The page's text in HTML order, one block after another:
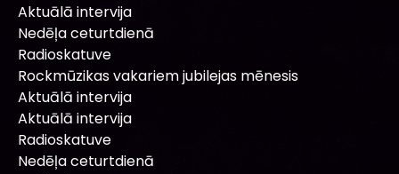
Aktuālā intervija
Nedēļa ceturtdienā
Radioskatuve
Rockmūzikas vakariem jubilejas mēnesis
Aktuālā intervija
Aktuālā intervija
Radioskatuve
Nedēļa ceturtdienā